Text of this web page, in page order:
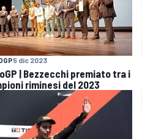
5 dic 2023
| Bezzecchi premiato tra i
riminesi del 2023